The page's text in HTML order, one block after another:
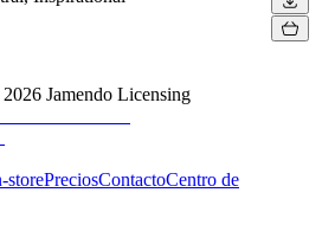
2026 Jamendo Licensing
storePreciosContactoCentro de